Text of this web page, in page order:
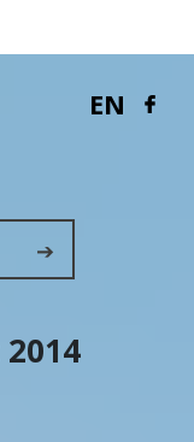
EN
➔
2014